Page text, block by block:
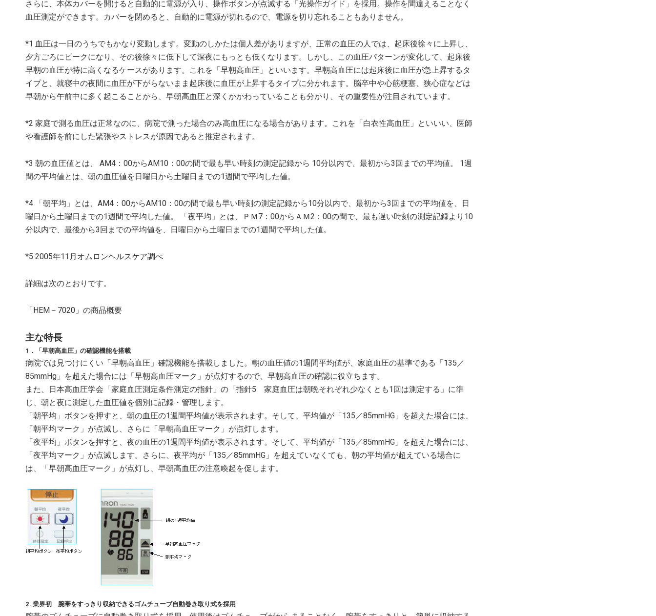
さらに、本体カバーを開けると自動的に電源が入り、操作ボタンが点滅する「光操作ガイド」を採用。操作を間違えることなく
血圧測定ができます。カバーを閉めると、自動的に電源が切れるので、電源を切り忘れることもありません。
*1 血圧は一日のうちでもかなり変動します。変動のしかたは個人差がありますが、正常の血圧の人では、起床後徐々に上昇し、
夕方ごろにピークになり、その後徐々に低下して深夜にもっとも低くなります。しかし、この血圧パターンが変化して、起床後
早朝の血圧が特に高くなるケースがあります。これを「早朝高血圧」といいます。早朝高血圧には起床後に血圧が急上昇するタ
イプと、就寝中の夜間に血圧が下がらないまま起床後に血圧が上昇するタイプに分かれます。脳卒中や心筋梗塞、狭心症などは
早朝から午前中に多く起こることから、早朝高血圧と深くかかわっていることも分かり、その重要性が注目されています。
*2 家庭で測る血圧は正常なのに、病院で測った場合のみ高血圧になる場合があります。これを「白衣性高血圧」といいい、医師
や看護師を前にした緊張やストレスが原因であると推定されます。
*3 朝の血圧値とは、 AM4：00からAM10：00の間で最も早い時刻の測定記録から 10分以内で、最初から3回までの平均値。 1週
間の平均値とは、朝の血圧値を日曜日から土曜日までの1週間で平均した値。
*4 「朝平均」とは、AM4：00からAM10：00の間で最も早い時刻の測定記録から10分以内で、最初から3回までの平均値を、日
曜日から土曜日までの1週間で平均した値。 「夜平均」とは、ＰＭ7：00からＡＭ2：00の間で、最も遅い時刻の測定記録より10
分以内で、最後から3回までの平均値を、日曜日から土曜日までの1週間で平均した値。
*5 2005年11月オムロンヘルスケア調べ
詳細は次のとおりです。
「HEM－7020」の商品概要
主な特長
1．「早朝高血圧」の確認機能を搭載
病院では見つけにくい「早朝高血圧」確認機能を搭載しました。朝の血圧値の1週間平均値が、家庭血圧の基準である「135／
85mmHg」を超えた場合には「早朝高血圧マーク」が点灯するので、早朝高血圧の確認に役立ちます。
また、日本高血圧学会「家庭血圧測定条件測定の指針」の「指針5 家庭血圧は朝晩それぞれ少なくとも1回は測定する」に準
じ、朝と夜に測定した血圧値を個別に記録・管理します。
「朝平均」ボタンを押すと、朝の血圧の1週間平均値が表示されます。そして、平均値が「135／85mmHG」を超えた場合には、
「朝平均マーク」が点滅し、さらに「早朝高血圧マーク」が点灯します。
「夜平均」ボタンを押すと、夜の血圧の1週間平均値が表示されます。そして、平均値が「135／85mmHG」を超えた場合には、
「夜平均マーク」が点滅します。さらに、夜平均が「135／85mmHG」を超えていなくても、朝の平均値が超えている場合に
は、「早朝高血圧マーク」が点灯し、早朝高血圧の注意喚起を促します。
2. 業界初 腕帯をすっきり収納できるゴムチューブ自動巻き取り式を採用